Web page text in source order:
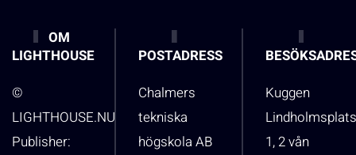
OM
LIGHTHOUSE
©
LIGHTHOUSE.NU
Publisher:
POSTADRESS
Chalmers
tekniska
högskola AB
Kuggen
1, 2 vån